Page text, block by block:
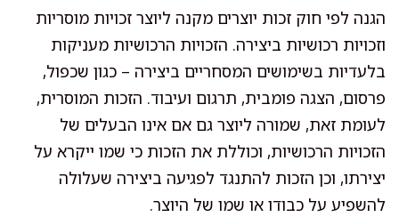
הגנה לפי חוק זכות יוצרים מקנה ליוצר זכויות מוסריות
וזכויות רכושיות ביצירה. הזכויות הרכושיות מעניקות
בלעדיות בשימושים המסחריים ביצירה – כגון שכפול,
פרסום, הצגה פומבית, תרגום ועיבוד. הזכות המוסרית,
לעומת זאת, שמורה ליוצר גם אם אינו הבעלים של
הזכויות הרכושיות, וכוללת את הזכות כי שמו ייקרא על
יצירתו, וכן הזכות להתנגד לפגיעה ביצירה שעלולה
להשפיע על כבודו או שמו של היוצר.